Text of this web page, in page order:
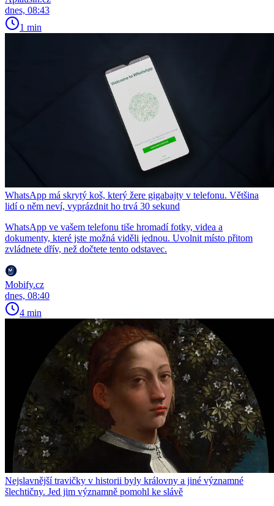
dnes, 08:43
1 min
WhatsApp má skrytý koš, který žere gigabajty v telefonu. Většina
lidí o něm neví, vyprázdnit ho trvá 30 sekund
WhatsApp ve vašem telefonu tiše hromadí fotky, videa a
dokumenty, které jste možná viděli jednou. Uvolnit místo přitom
zvládnete dřív, než dočtete tento odstavec.
Mobify.cz
dnes, 08:40
4 min
Nejslavnější travičky v historii byly královny a jiné významné
šlechtičny. Jed jim významně pomohl ke slávě